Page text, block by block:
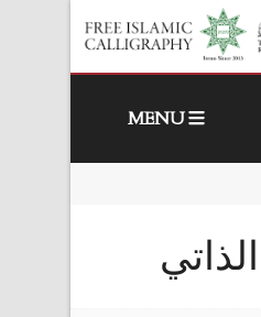
MENU